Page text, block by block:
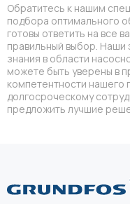
Обратитесь к нашим
подбора оптимального
готовы ответить на все
правильный выбор. Наши
знания в области
можете быть уверены в
компетентности
долгосроческому
предложить лучшие